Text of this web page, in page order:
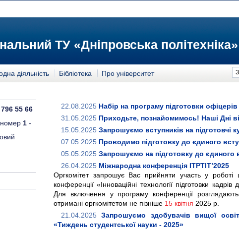
ТУ «Дніпровська
діяльність Бібліотека Про університет
55 66
номер 1 -
22.08.2025 Набір на програму підготовки
31.05.2025 Приходьте, познайомимось! Наші Дні
15.05.2025 Запрошуємо вступників на підготовчі
07.05.2025 Проводимо підготовку до єдиного
05.05.2025 Запрошуємо на підготовку до єдиного
26.04.2025 Міжнародна конференція ITPTIT’2025
Оргкомітет запрошує Вас прийняти участь у роботі
конференції «Інноваційні технології підготовки
Для включення у програму конференції
отримані оргкомітетом не пізніше 15 квітня 2025 р.
21.04.2025 Запрошуємо здобувачів вищої
«Тиждень студентської науки - 2025»